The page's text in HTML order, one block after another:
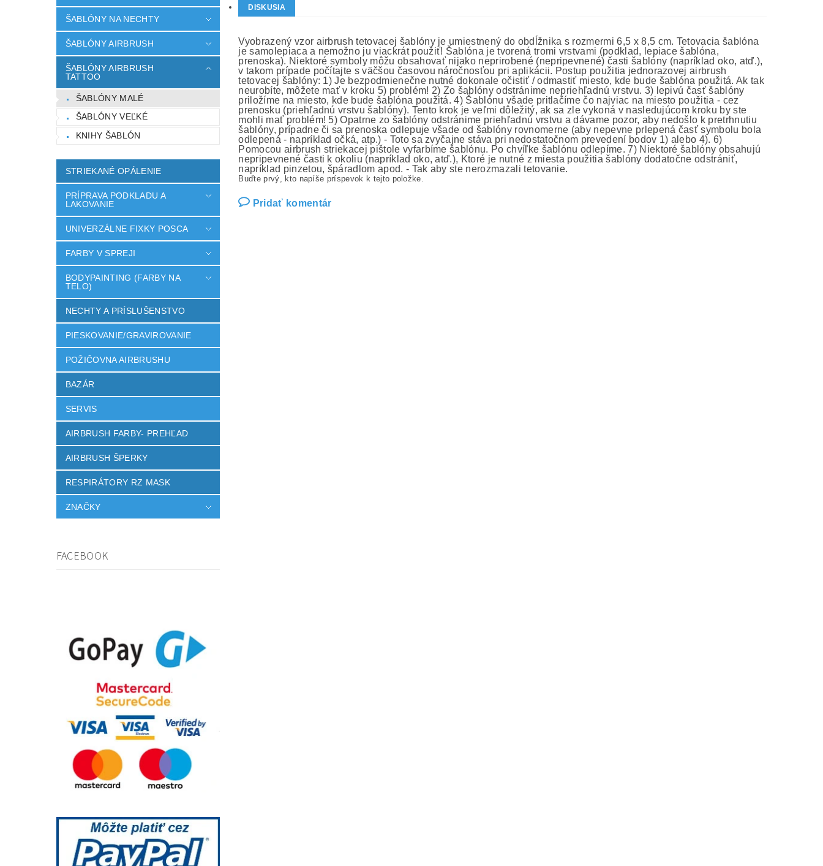
ŠABLÓNY NA NECHTY
ŠABLÓNY AIRBRUSH
ŠABLÓNY AIRBRUSH
TATTOO
ŠABLÓNY MALÉ
ŠABLÓNY VEĽKÉ
KNIHY ŠABLÓN
STRIEKANÉ OPÁLENIE
PRÍPRAVA PODKLADU A
LAKOVANIE
UNIVERZÁLNE FIXKY POSCA
FARBY V SPREJI
BODYPAINTING (FARBY NA
TELO)
NECHTY A PRÍSLUŠENSTVO
PIESKOVANIE/GRAVIROVANIE
POŽIČOVNA AIRBRUSHU
BAZÁR
SERVIS
AIRBRUSH FARBY- PREHĽAD
AIRBRUSH ŠPERKY
RESPIRÁTORY RZ MASK
ZNAČKY
FACEBOOK
DISKUSIA
Vyobrazený vzor airbrush tetovacej šablóny je umiestnený do obdĺžnika s rozmermi 6,5 x 8,5 cm. Tetovacia šablóna
je samolepiaca a nemožno ju viackrát použiť! Šablóna je tvorená tromi vrstvami (podklad, lepiace šablóna,
prenoska). Niektoré symboly môžu obsahovať nijako neprirobené (nepripevnené) časti šablóny (napríklad oko, atď.),
v takom prípade počítajte s väčšou časovou náročnosťou pri aplikácii. Postup použitia jednorazovej airbrush
tetovacej šablóny: 1) Je bezpodmienečne nutné dokonale očistiť / odmastiť miesto, kde bude šablóna použitá. Ak tak
neurobíte, môžete mať v kroku 5) problém! 2) Zo šablóny odstránime nepriehľadnú vrstvu. 3) lepivú časť šablóny
priložíme na miesto, kde bude šablóna použitá. 4) Šablónu všade pritlačíme čo najviac na miesto použitia - cez
prenosku (priehľadnú vrstvu šablóny). Tento krok je veľmi dôležitý, ak sa zle vykoná v nasledujúcom kroku by ste
mohli mať problém! 5) Opatrne zo šablóny odstránime priehľadnú vrstvu a dávame pozor, aby nedošlo k pretrhnutiu
šablóny, prípadne či sa prenoska odlepuje všade od šablóny rovnomerne (aby nepevne prlepená časť symbolu bola
odlepená - napríklad očká, atp.) - Toto sa zvyčajne stáva pri nedostatočnom prevedení bodov 1) alebo 4). 6)
Pomocou airbrush striekacej pištole vyfarbíme šablónu. Po chvíľke šablónu odlepíme. 7) Niektoré šablóny obsahujú
nepripevnené časti k okoliu (napríklad oko, atď.), Ktoré je nutné z miesta použitia šablóny dodatočne odstrániť,
napríklad pinzetou, špáradlom apod. - Tak aby ste nerozmazali tetovanie.
Buďte prvý, kto napíše príspevok k tejto položke.
Pridať komentár